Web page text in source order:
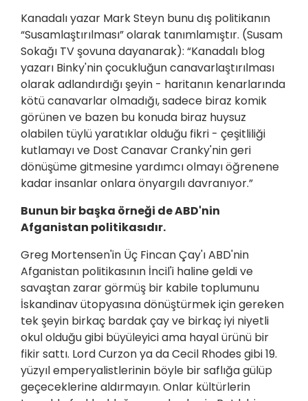
Kanadalı yazar Mark Steyn bunu dış politikanın
“Susamlaştırılması” olarak tanımlamıştır. (Susam
Sokağı TV şovuna dayanarak): “Kanadalı blog
yazarı Binky'nin çocukluğun canavarlaştırılması
olarak adlandırdığı şeyin - haritanın kenarlarında
kötü canavarlar olmadığı, sadece biraz komik
görünen ve bazen bu konuda biraz huysuz
olabilen tüylü yaratıklar olduğu fikri - çeşitliliği
kutlamayı ve Dost Canavar Cranky'nin geri
dönüşüme gitmesine yardımcı olmayı öğrenene
kadar insanlar onlara önyargılı davranıyor.”
Bunun bir başka örneği de ABD'nin
Afganistan politikasıdır.
Greg Mortensen'in Üç Fincan Çay'ı ABD'nin
Afganistan politikasının İncil'i haline geldi ve
savaştan zarar görmüş bir kabile toplumunu
İskandinav ütopyasına dönüştürmek için gereken
tek şeyin birkaç bardak çay ve birkaç iyi niyetli
okul olduğu gibi büyüleyici ama hayal ürünü bir
fikir sattı. Lord Curzon ya da Cecil Rhodes gibi 19.
yüzyıl emperyalistlerinin böyle bir saflığa gülüp
geçeceklerine aldırmayın. Onlar kültürlerin